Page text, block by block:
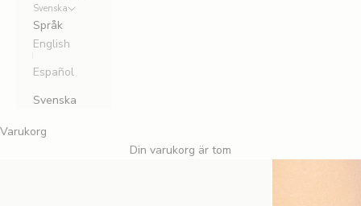
Svenska
Språk
English
Español
Svenska
Varukorg
Din varukorg är tom